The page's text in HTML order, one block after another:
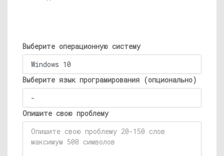
Выберите операционную систему
Выберите язык програмирования (опционально)
Опишите свою проблему